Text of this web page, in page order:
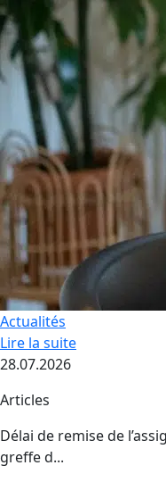
Actualités
Lire la suite
28.07.2026
Articles
Délai de remise de
greffe d...